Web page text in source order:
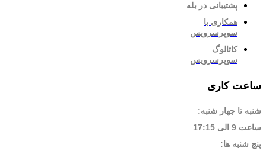
پشتیبانی در بله
همکاری با
سوپرسرویس
کاتالوگ
سوپرسرویس
ساعت کاری
شنبه تا چهار شنبه:
ساعت 9 الی 17:15
پنج شنبه ها: